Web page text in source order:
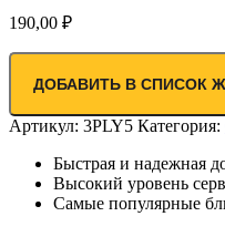
190,00 ₽
ДОБАВИТЬ В СПИСОК
Артикул: 3PLY5 Категория:
Быстрая и надежная
Высокий уровень
Самые популярные